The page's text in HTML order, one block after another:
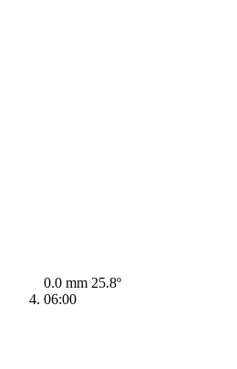
0.0 mm 25.8º
06:00